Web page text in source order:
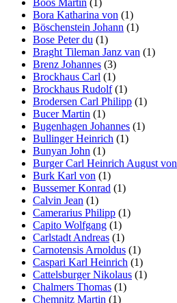
Bora Katharina von (1)
Böschenstein Johann (1)
Bose Peter du (1)
Braght Tileman Janz van (1)
Brenz Johannes (3)
Brockhaus Carl (1)
Brockhaus Rudolf(1)
Brodersen Carl Philipp (1)
Bucer Martin (1)
Bugenhagen Johannes (1)
Bullinger Heinrich (1)
Bunyan John (1)
Burger Carl Heinrich August von
Burk Karl von (1)
Bussemer Konrad (1)
Calvin Jean (1)
Camerarius Philipp (1)
Capito Wolfgang (1)
Carlstadt Andreas (1)
Carnotensis Arnoldus (1)
Caspari Karl Heinrich (1)
Cattelsburger Nikolaus (1)
Chalmers Thomas (1)
Chemnitz Martin (1)